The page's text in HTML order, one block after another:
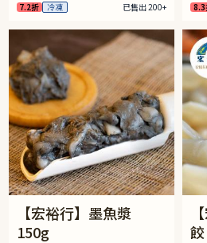
7.2折 冷凍 已售出 200+ 8.3
【宏裕行】墨魚漿
150g